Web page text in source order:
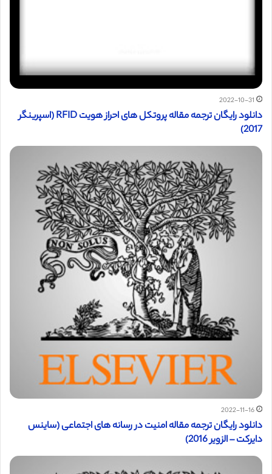
2022-10-31
دانلود رایگان ترجمه مقاله پروتکل های احراز هویت RFID (اسپرینگر
2017)
2022-11-16
دانلود رایگان ترجمه مقاله امنیت در رسانه های اجتماعی (ساینس
دایرکت – الزویر 2016)